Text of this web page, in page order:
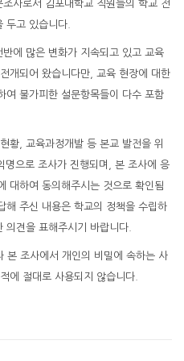
사로서 김포대학교 직원들의 학교 전
두고 있습니다.
에 많은 변화가 지속되고 있고 교육
개되어 왔습니다만, 교육 현장에 대한
여 불가피한 설문항목들이 다수 포함
황, 교육과정개발 등 본교 발전을 위
으로 조사가 진행되며, 본 조사에 응
대하여 동의해주시는 것으로 확인됨
해 주신 내용은 학교의 정책을 수립하
견을 표해주시기 바랍니다.
조사에서 개인의 비밀에 속하는 사
에 절대로 사용되지 않습니다.